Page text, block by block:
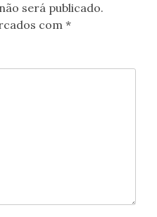
será publicado.
com*